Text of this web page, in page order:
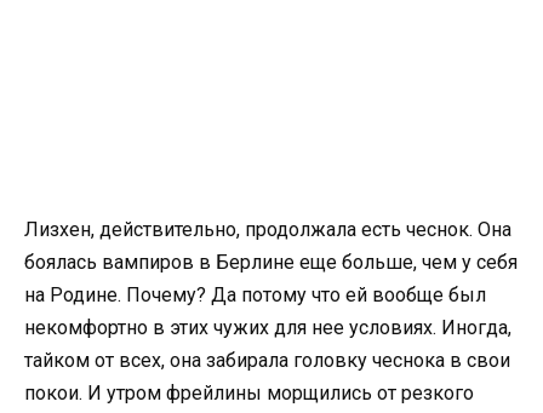
Лизхен, действительно, продолжала есть чеснок. Она
боялась вампиров в Берлине еще больше, чем у себя
на Родине. Почему? Да потому что ей вообще был
некомфортно в этих чужих для нее условиях. Иногда,
тайком от всех, она забирала головку чеснока в свои
покои. И утром фрейлины морщились от резкого